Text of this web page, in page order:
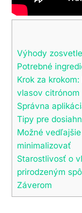
Výhody
Potrebné
Krok za
vlasov citrónom
Správna
Tipy pre
Možné
minimalizovať
Starostlivosť o
prirodzeným
Záverom